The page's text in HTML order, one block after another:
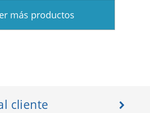
más productos
cliente